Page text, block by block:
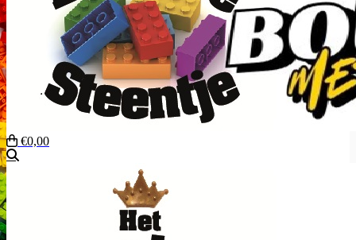
€0,00